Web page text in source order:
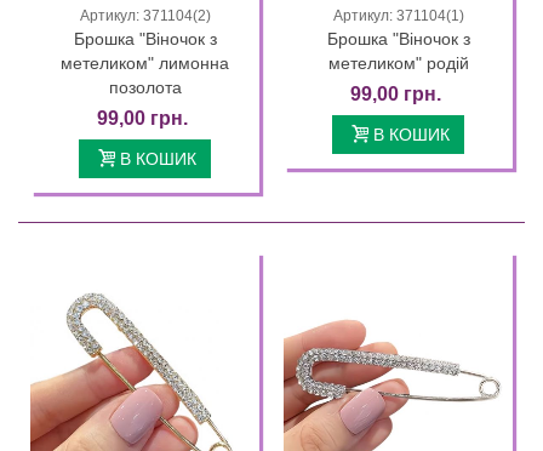
Артикул: 371104(2)
Брошка "Віночок з
метеликом" лимонна
позолота
99,00 грн.
В КОШИК
Артикул: 371104(1)
Брошка "Віночок з
метеликом" родій
99,00 грн.
В КОШИК